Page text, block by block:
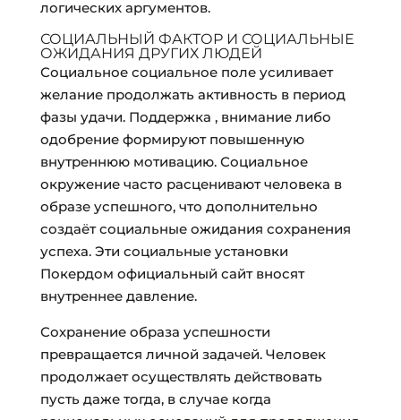
логических аргументов.
СОЦИАЛЬНЫЙ ФАКТОР И СОЦИАЛЬНЫЕ
ОЖИДАНИЯ ДРУГИХ ЛЮДЕЙ
Социальное социальное поле усиливает
желание продолжать активность в период
фазы удачи. Поддержка , внимание либо
одобрение формируют повышенную
внутреннюю мотивацию. Социальное
окружение часто расценивают человека в
образе успешного, что дополнительно
создаёт социальные ожидания сохранения
успеха. Эти социальные установки
Покердом официальный сайт вносят
внутреннее давление.
Сохранение образа успешности
превращается личной задачей. Человек
продолжает осуществлять действовать
пусть даже тогда, в случае когда